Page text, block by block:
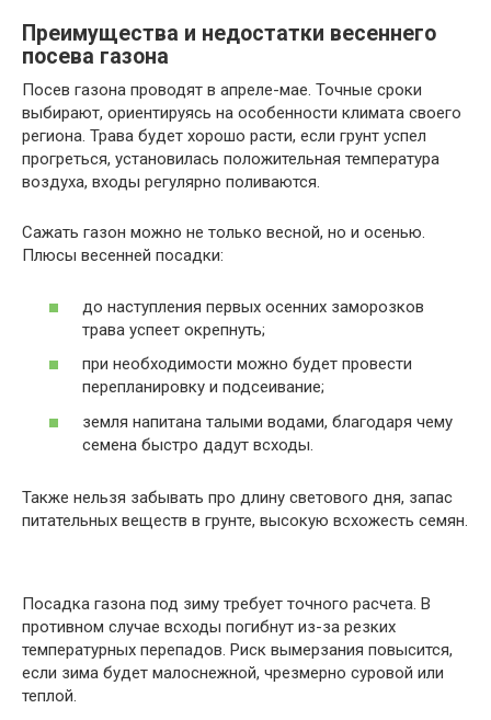
Преимущества и недостатки весеннего
посева газона
Посев газона проводят в апреле-мае. Точные сроки
выбирают, ориентируясь на особенности климата своего
региона. Трава будет хорошо расти, если грунт успел
прогреться, установилась положительная температура
воздуха, входы регулярно поливаются.
Сажать газон можно не только весной, но и осенью.
Плюсы весенней посадки:
до наступления первых осенних заморозков
трава успеет окрепнуть;
при необходимости можно будет провести
перепланировку и подсеивание;
земля напитана талыми водами, благодаря чему
семена быстро дадут всходы.
Также нельзя забывать про длину светового дня, запас
питательных веществ в грунте, высокую всхожесть семян.
Посадка газона под зиму требует точного расчета. В
противном случае всходы погибнут из-за резких
температурных перепадов. Риск вымерзания повысится,
если зима будет малоснежной, чрезмерно суровой или
теплой.